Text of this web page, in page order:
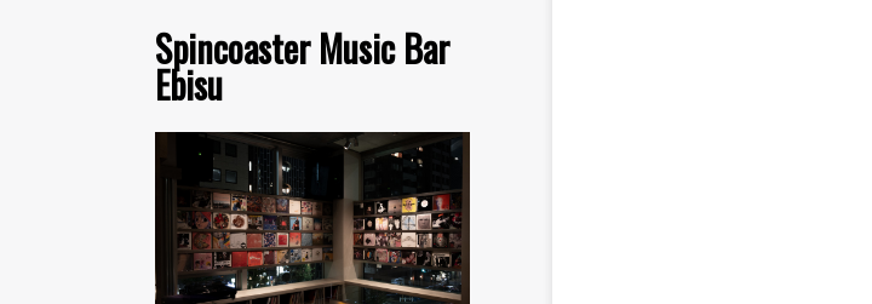
Spincoaster Music Bar
Ebisu